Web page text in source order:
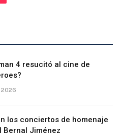
4 resucitó al cine de
los conciertos de homenaje
Bernal Jiménez